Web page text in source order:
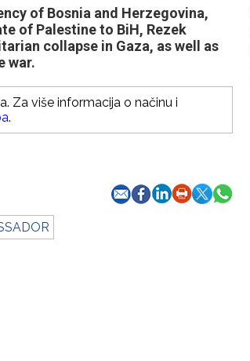
of Bosnia and Herzegovina,
of Palestine to BiH, Rezek
collapse in Gaza, as well as
war.
Za više informacija o načinu i
.